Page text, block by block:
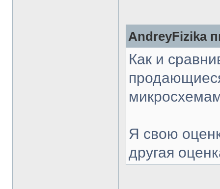
AndreyFizika
Как и
Я свою
другая